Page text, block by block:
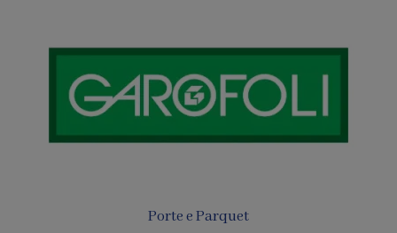
Porte e Parquet